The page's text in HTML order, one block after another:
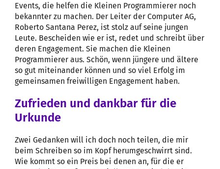
Events, die helfen die Kleinen Programmierer noch
bekannter zu machen. Der Leiter der Computer AG,
Roberto Santana Perez, ist stolz auf seine jungen
Leute. Bescheiden wie er ist, redet und schreibt über
deren Engagement. Sie machen die Kleinen
Programmierer aus. Schön, wenn jüngere und ältere
so gut miteinander können und so viel Erfolg im
gemeinsamen freiwilligen Engagement haben.
Zufrieden und dankbar für die
Urkunde
Zwei Gedanken will ich doch noch teilen, die mir
beim Schreiben so im Kopf herumgeschwirrt sind.
Wie kommt so ein Preis bei denen an, für die er